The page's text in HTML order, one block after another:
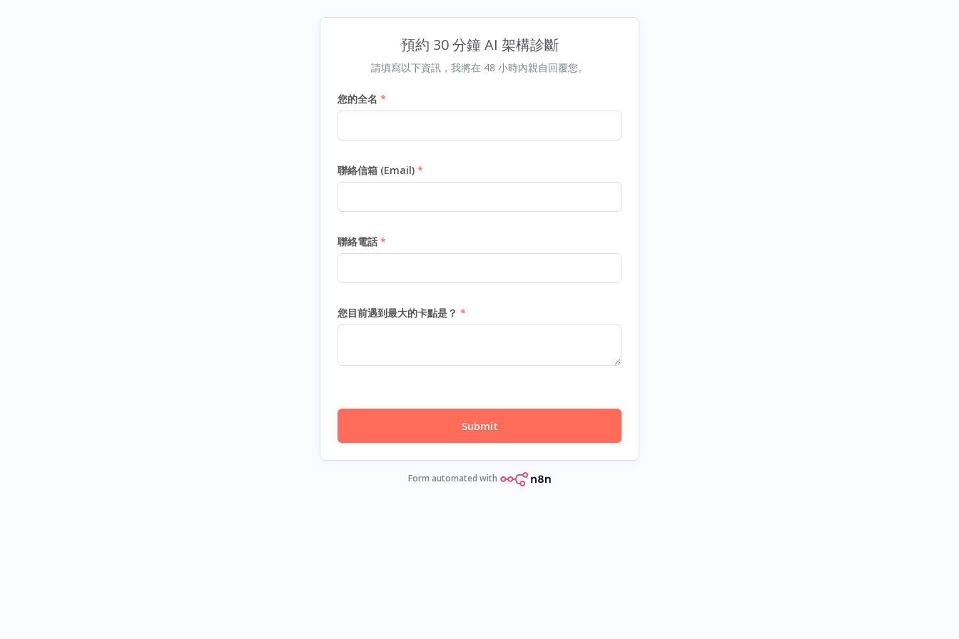
預約 30 分鐘 AI 架構診斷
請填寫以下資訊，我將在 48 小時內親自回覆您。
您的全名
聯絡信箱 (Email)
聯絡電話
您目前遇到最大的卡點是？
Submit
Form automated with